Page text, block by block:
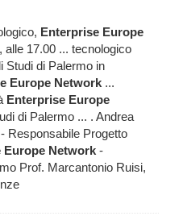
Enterprise Europe
alle 17.00 ... tecnologico
Studi di Palermo in
Europe Network ...
Enterprise Europe
di Palermo ... . Andrea
Responsabile Progetto
Europe Network -
Prof. Marcantonio Ruisi,